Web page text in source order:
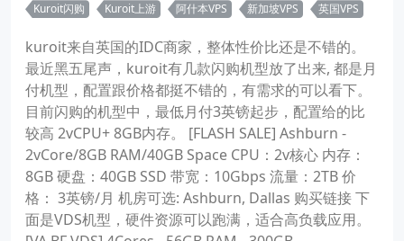
Kuroit闪购
Kuroit上游 阿什本VPS 新加坡VPS 英国VPS
kuroit来自英国的IDC商家，整体性价比还是不错的。
最近黑五尾声，kuroit有几款闪购机型放了出来, 都是月
付机型，配置跟价格都挺不错的，有需求的可以看下。
目前闪购的机型中，最低月付3英镑起步，配置给的比
较高 2vCPU+ 8GB内存。 [FLASH SALE] Ashburn -
2vCore/8GB RAM/40GB Space CPU：2v核心 内存：
8GB 硬盘：40GB SSD 带宽：10Gbps 流量：2TB 价
格： 3英镑/月 机房可选: Ashburn, Dallas 购买链接 下
面是VDS机型，硬件资源可以跑满，适合高负载应用。